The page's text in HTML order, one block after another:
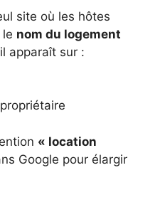
site où les hôtes
nom du logement
apparaît sur :
« location
Google pour élargir